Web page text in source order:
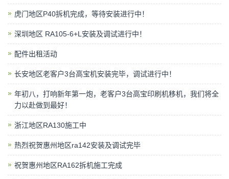
虎门地区P40拆机完成，等待安装进行中！
深圳地区 RA105-6+L安装及调试进行中！
配件出租活动
长安地区老客户3台高宝机安装完毕，调试进行中！
年初八，打响新年第一炮，老客户3台高宝印刷机移机，我们将全
力以赴做到最好！
浙江地区RA130施工中
热烈祝贺惠州地区ra142安装及调试完毕
祝贺惠州地区RA162拆机施工完成